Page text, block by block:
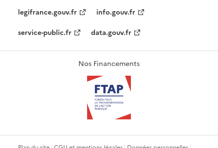
legifrance.gouv.fr
info.gouv.fr
service-public.fr
data.gouv.fr
Nos Financements